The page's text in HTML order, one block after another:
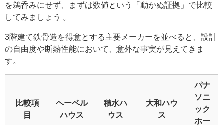
を鵜呑みにせず、まずは数値という「動かぬ証拠」で比較
してみましょう 。
3階建て鉄骨造を得意とする主要メーカーを並べると、設計
の自由度や断熱性能において、意外な事実が見えてきま
す。
比較項
目
ヘーベル
ハウス
積水ハ
ウス
大和ハウ
ス
パナ
ソニ
ック
ホー